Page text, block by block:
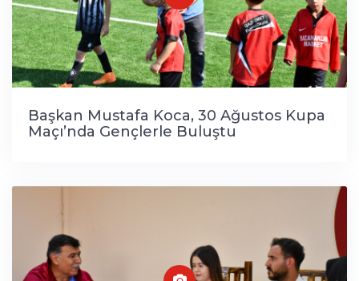
Başkan Mustafa Koca, 30 Ağustos Kupa
Maçı’nda Gençlerle Buluştu